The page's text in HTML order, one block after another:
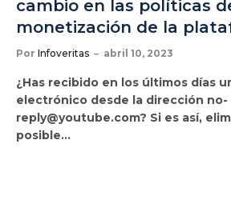
cambio en las políticas
monetización de la
Por Infoveritas abril 10, 2023
¿Has recibido en los últimos días
electrónico desde la dirección no-
reply@youtube.com? Si es así,
posible…